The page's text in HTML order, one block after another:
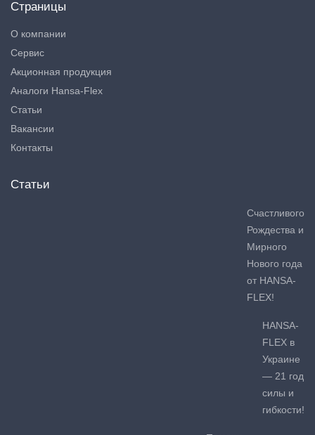
Страницы
О компании
Сервис
Акционная продукция
Аналоги Hansa-Flex
Статьи
Вакансии
Контакты
Статьи
Счастливого
Рождества и
Мирного
Нового года
от HANSA-
FLEX!
HANSA-
FLEX в
Украине
— 21 год
силы и
гибкости!